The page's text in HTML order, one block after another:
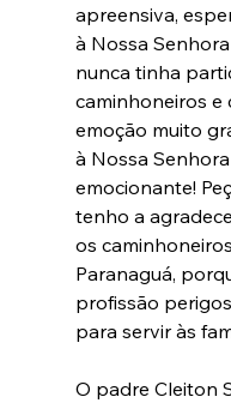
apreensiva,
à Nossa
nunca tinha
caminhoneiros e
emoção muito
à Nossa
emocionante!
tenho a
os
Paranaguá,
profissão
para servir às
O padre Cleiton